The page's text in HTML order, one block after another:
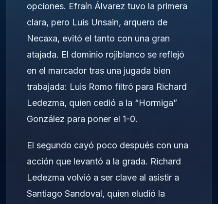
opciones. Efraín Álvarez tuvo la primera
clara, pero Luis Unsain, arquero de
Necaxa, evitó el tanto con una gran
atajada. El dominio rojiblanco se reflejó
en el marcador tras una jugada bien
trabajada: Luis Romo filtró para Richard
Ledezma, quien cedió a la “Hormiga”
González para poner el 1-0.
El segundo cayó poco después con una
acción que levantó a la grada. Richard
Ledezma volvió a ser clave al asistir a
Santiago Sandoval, quien eludió la